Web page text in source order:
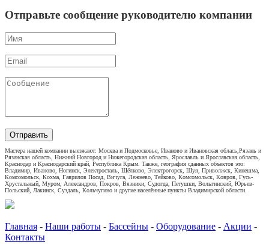
Отправьте сообщение руководителю компании
Отправить
Мастера нашей компании выезжают: Москва и Подмосковье, Иваново и Ивановская облась,Рязань и
Рязанская область, Нижний Новгород и Нижегородская область, Ярославль и Ярославская область,
Краснодар и Краснодарский край, Республика Крым. Также, география сданных объектов это:
Владимир, Иваново, Ногинск, Электросталь, Щёлково, Электрогорск, Шуя, Приволжск, Кинешма,
Комсомольск, Кохма, Гаврилов Посад, Вичуга, Лежнево, Тейково, Комсомольск, Ковров, Гусь-
Хрустальный, Муром, Александров, Покров, Вязники, Судогда, Петушки, Вольгинский, Юрьев-
Польский, Лакинск, Суздаль, Кольчугино и другие населённые пункты Владимирской области.
Главная - Наши работы - Бассейны - Оборудование - Акции -
Контакты